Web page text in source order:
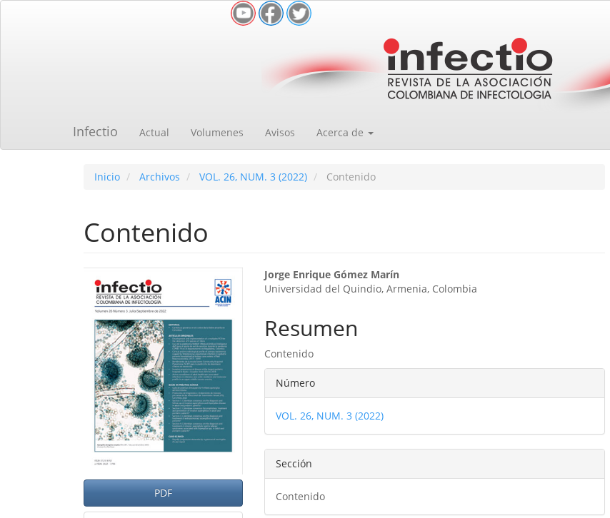
Infectio Actual Volumenes Avisos Acerca de
Inicio Archivos VOL. 26, NUM. 3 (2022) Contenido
Contenido
Barra
lateral
del
artículo
PDF
Contenido
principal
del
artículo
Jorge Enrique Gómez Marín
Universidad del Quindio, Armenia, Colombia
Resumen
Contenido
Detalles
del
artículo
Número
VOL. 26, NUM. 3 (2022)
Sección
Contenido